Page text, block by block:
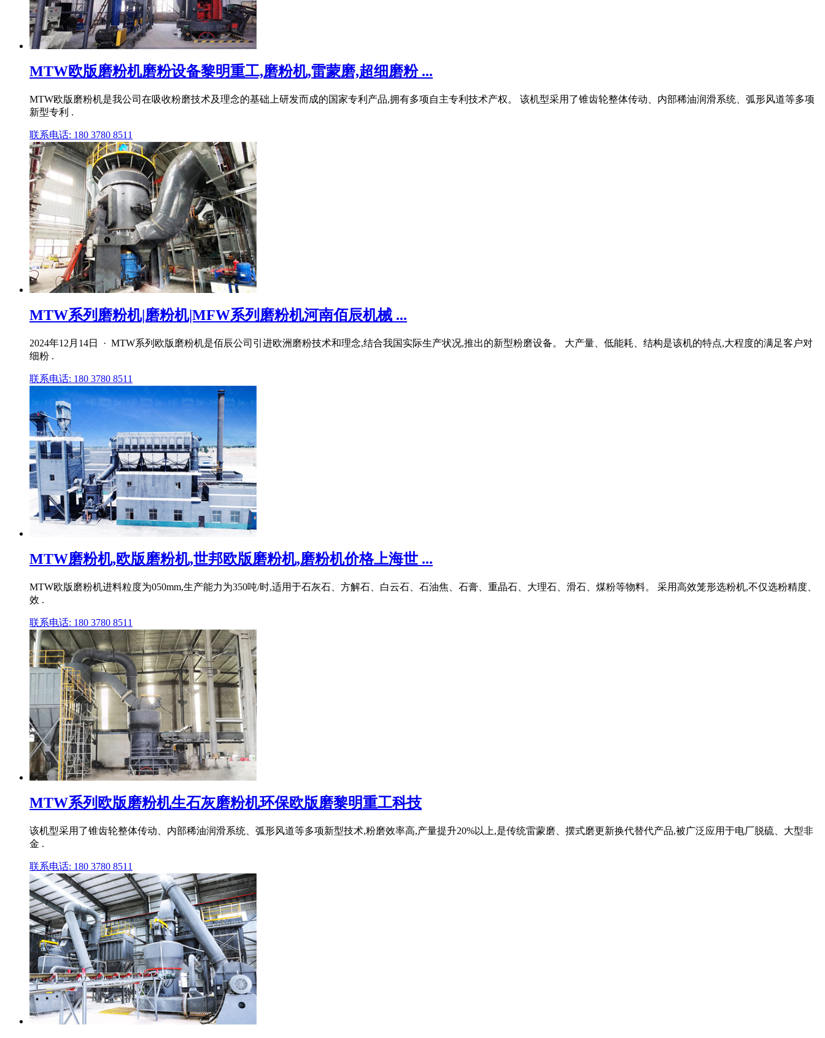
MTW欧版磨粉机磨粉设备黎明重工,磨粉机,雷蒙磨,超细磨粉 ...
MTW欧版磨粉机是我公司在吸收粉磨技术及理念的基础上研发而成的国家专利产品,拥有多项自主专利技术产权。 该机型采用了锥齿轮整体传动、内部稀油润滑系统、弧形风道等多项
新型专利 .
联系电话: 180 3780 8511
MTW系列磨粉机|磨粉机|MFW系列磨粉机河南佰辰机械 ...
2024年12月14日 · MTW系列欧版磨粉机是佰辰公司引进欧洲磨粉技术和理念,结合我国实际生产状况,推出的新型粉磨设备。 大产量、低能耗、结构是该机的特点,大程度的满足客户对
细粉 .
联系电话: 180 3780 8511
MTW磨粉机,欧版磨粉机,世邦欧版磨粉机,磨粉机价格上海世 ...
MTW欧版磨粉机进料粒度为050mm,生产能力为350吨/时,适用于石灰石、方解石、白云石、石油焦、石膏、重晶石、大理石、滑石、煤粉等物料。 采用高效笼形选粉机,不仅选粉精度、
效 .
联系电话: 180 3780 8511
MTW系列欧版磨粉机生石灰磨粉机环保欧版磨黎明重工科技
该机型采用了锥齿轮整体传动、内部稀油润滑系统、弧形风道等多项新型技术,粉磨效率高,产量提升20%以上,是传统雷蒙磨、摆式磨更新换代替代产品,被广泛应用于电厂脱硫、大型非
金 .
联系电话: 180 3780 8511